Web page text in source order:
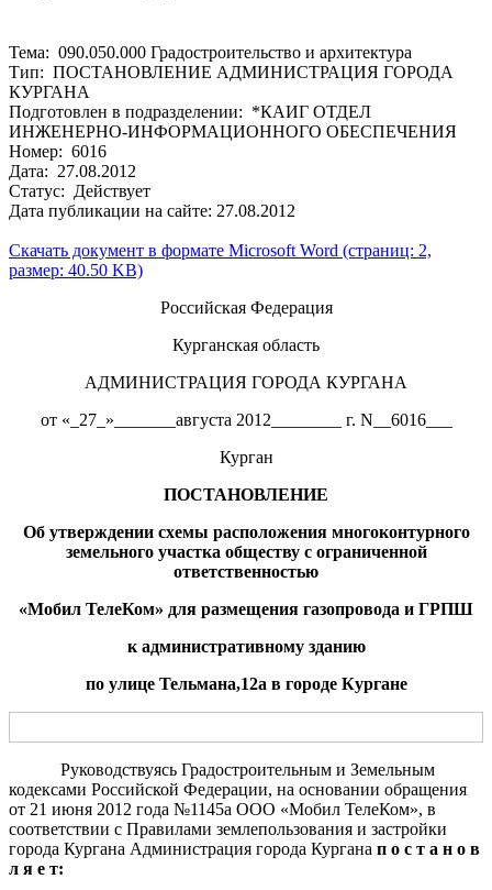
Тема: 090.050.000 Градостроительство и архитектура
Тип: ПОСТАНОВЛЕНИЕ АДМИНИСТРАЦИЯ ГОРОДА
КУРГАНА
Подготовлен в подразделении: *КАИГ ОТДЕЛ
ИНЖЕНЕРНО-ИНФОРМАЦИОННОГО ОБЕСПЕЧЕНИЯ
Номер: 6016
Дата: 27.08.2012
Статус: Действует
Дата публикации на сайте: 27.08.2012
Скачать документ в формате Microsoft Word (страниц: 2,
размер: 40.50 KB)
Российская Федерация
Курганская область
АДМИНИСТРАЦИЯ ГОРОДА КУРГАНА
от «_27_»_______августа 2012________ г. N__6016___
Курган
ПОСТАНОВЛЕНИЕ
Об утверждении схемы расположения многоконтурного
земельного участка обществу с ограниченной
ответственностью
«Мобил ТелеКом» для размещения газопровода и ГРПШ
к административномузданию
по улице Тельмана,12а в городе Кургане
Руководствуясь Градостроительным и Земельным
кодексами Российской Федерации, на основании обращения
от 21 июня 2012 года №1145а ООО «Мобил ТелеКом», в
соответствии с Правилами землепользования и застройки
города Кургана Администрация города Кургана п о с т а н о в
л я е т: